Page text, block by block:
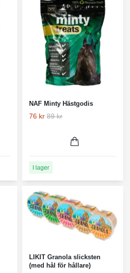
NAF Minty Hästgodis
76 kr 89 kr
I lager
LIKIT Granola slicksten
(med hål för hållare)